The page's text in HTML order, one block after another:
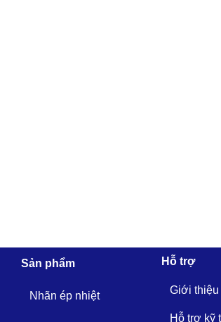
Sản phẩm
Nhãn ép nhiệt
Hỗ trợ
Giới thiệu
Hỗ trợ kỹ